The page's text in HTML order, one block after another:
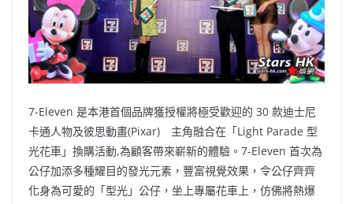
7-Eleven 是本港首個品牌獲授權將極受歡迎的 30 款迪士尼
卡通人物及彼思動畫(Pixar) 主角融合在「Light Parade 型
光花車」換購活動,為顧客帶來嶄新的體驗。7-Eleven 首次為
公仔加添多種耀目的發光元素，豐富視覺效果，令公仔齊齊
化身為可愛的「型光」公仔，坐上專屬花車上，仿佛將熱爆